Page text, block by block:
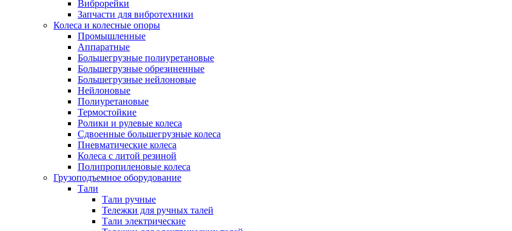
Виброрейки
Запчасти для вибротехники
Колеса и колесные опоры
Промышленные
Аппаратные
Большегрузные полиуретановые
Большегрузные обрезиненные
Большегрузные нейлоновые
Нейлоновые
Полиуретановые
Термостойкие
Ролики и рулевые колеса
Сдвоенные большегрузные колеса
Пневматические колеса
Колеса с литой резиной
Полипропиленовые колеса
Грузоподъемное оборудование
Тали
Тали ручные
Тележки для ручных талей
Тали электрические